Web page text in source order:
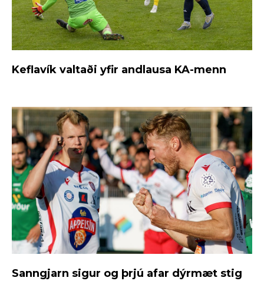
Keflavík valtaði yfir andlausa KA-menn
Sanngjarn sigur og þrjú afar dýrmæt stig